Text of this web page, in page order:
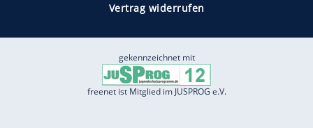
Vertrag widerrufen
gekennzeichnet mit
freenet ist Mitglied im JUSPROG e.V.